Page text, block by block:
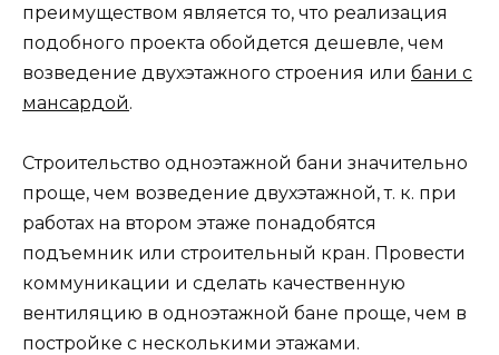
преимуществом является то, что реализация
подобного проекта обойдется дешевле, чем
возведение двухэтажного строения или бани с
мансардой.
Строительство одноэтажной бани значительно
проще, чем возведение двухэтажной, т. к. при
работах на втором этаже понадобятся
подъемник или строительный кран. Провести
коммуникации и сделать качественную
вентиляцию в одноэтажной бане проще, чем в
постройке с несколькими этажами.